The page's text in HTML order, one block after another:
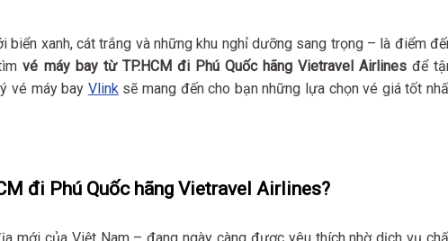
biển xanh, cát trắng và những khu nghỉ dưỡng sang trọng – là điểm
vé máy bay từ TP.HCM đi Phú Quốc hãng Vietravel Airlinesđể
vé máy bay Vlinksẽ mang đến cho bạn những lựa chọn vé giá tốt
đi Phú Quốc hãng Vietravel Airlines?